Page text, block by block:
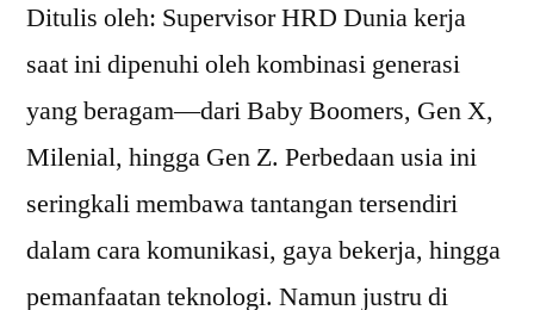
Ditulis oleh: Supervisor HRD Dunia kerja
saat ini dipenuhi oleh kombinasi generasi
yang beragam—dari Baby Boomers, Gen X,
Milenial, hingga Gen Z. Perbedaan usia ini
seringkali membawa tantangan tersendiri
dalam cara komunikasi, gaya bekerja, hingga
pemanfaatan teknologi. Namun justru di